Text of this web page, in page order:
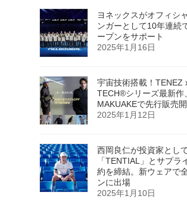
ヨネックスがオフィシ
ンガーとして10年連続
ープンをサポート
2025年1月16日
宇宙技術搭載！TENEZ
TECH®シリーズ最新作
MAKUAKEで先行販売開
2025年1月12日
西岡良仁が投資家とし
「TENTIAL」とサプラ
約を締結。新ウェアで
ンに出場
2025年1月10日